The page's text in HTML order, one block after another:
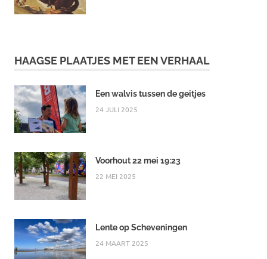
HAAGSE PLAATJES MET EEN VERHAAL
Een walvis tussen de geitjes
24 JULI 2025
Voorhout 22 mei 19:23
22 MEI 2025
Lente op Scheveningen
24 MAART 2025